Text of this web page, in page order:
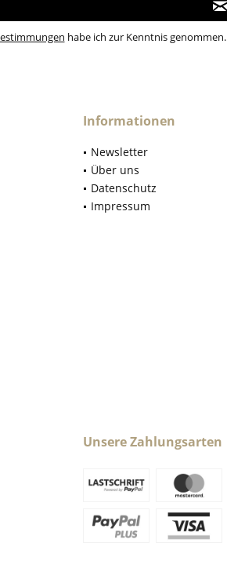
habe ich zur Kenntnis genommen.
Informationen
Newsletter
Über uns
Datenschutz
Impressum
Unsere Zahlungsarten